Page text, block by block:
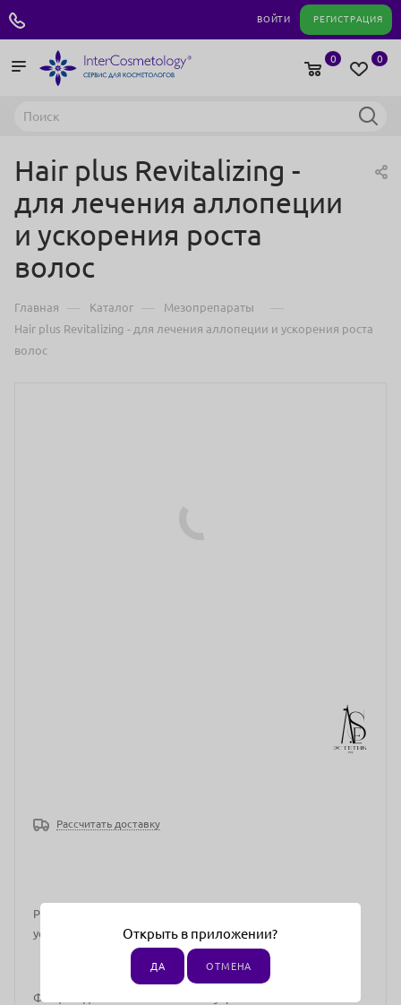
ВОЙТИ РЕГИСТРАЦИЯ
0
0
Hair plus Revitalizing -
для лечения аллопеции
и ускорения роста
волос
Главная — Каталог — Мезопрепараты —
Hair plus Revitalizing - для лечения аллопеции и ускорения роста
волос
Рассчитать доставку
Ревитализирующий коктейль для лечения алопеции и
ускорения роста волос.
Фосфатидная кислота в составе укрепляет волосяные
Открыть в приложении?
ДА ОТМЕНА